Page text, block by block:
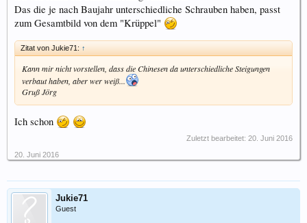
Das die je nach Baujahr unterschiedliche Schrauben haben, passt
zum Gesamtbild von dem "Krüppel"
Zitat von Jukie71: ↑
Kann mir nicht vorstellen, dass die Chinesen da unterschiedliche Steigungen
verbaut haben, aber wer weiß...
Gruß Jörg
Ich schon
Zuletzt bearbeitet: 20. Juni 2016
20. Juni 2016
Jukie71
Guest